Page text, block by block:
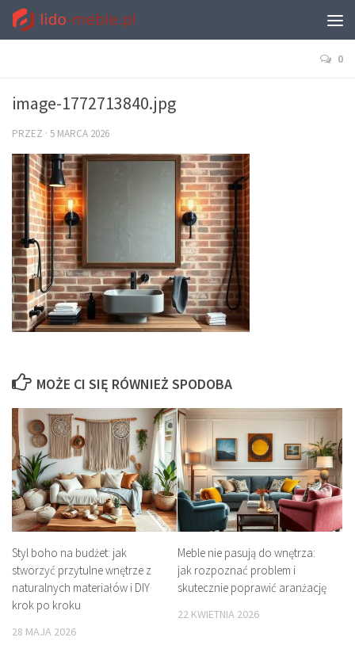
0
image-1772713840.jpg
PRZEZ · 5 MARCA 2026
MOŻE CI SIĘ RÓWNIEŻ SPODOBA
Styl boho na budżet: jak
stworzyć przytulne wnętrze z
naturalnych materiałów i DIY
krok po kroku
28 MAJA 2026
Meble nie pasują do wnętrza:
jak rozpoznać problem i
skutecznie poprawić aranżację
22 KWIETNIA 2026